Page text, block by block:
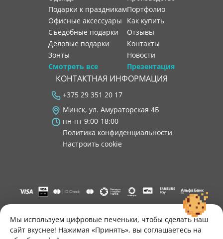
Подарки к праздникам
Офисные аксессуары
Съедобные подарки
Деловые подарки
Зонты
Смотреть все
портфолио
как купить
отзывы
контакты
новости
Презентация
КОНТАКТНАЯ ИНФОРМАЦИЯ
+375 29 351 20 17
Минск, ул. Амураторская 4Б
пн-пт 9:00-18:00
Политика конфиденциальности
Настроить cookie
"ООО "Лигатура", УНП 193602931, Республика Беларусь, 220004,
г. Минск, ул. Амураторская, 4Б, цокольный этаж, помещение 3.
Р/с BY34 ALFA 3012 2B24 8200 1027 0000"
Свидетельство о государственной регистрации №193602931
Мы используем цифровые печеньки, чтобы сделать наш
сайт вкуснее! Нажимая «Принять», вы соглашаетесь на